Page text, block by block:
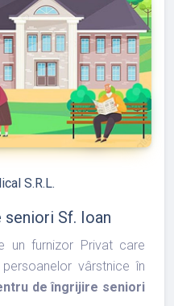
edit
S.R.L.
seniori Sf. Ioan
un furnizor Privat care
vârstnice în
de îngrijire seniori